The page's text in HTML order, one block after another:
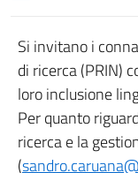
Si invitano i
di ricerca (PRIN)
loro inclusione
Per quanto
ricerca e la
(